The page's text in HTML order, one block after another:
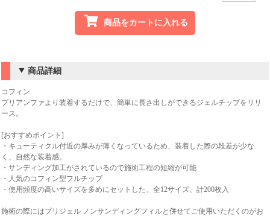
商品をカートに入れる
商品詳細
コフィン
プリアンファより装着するだけで、簡単に長さ出しができるジェルチップをリリ
ース。
[おすすめポイント]
・キューティクル付近の厚みが薄くなっているため、装着した際の段差が少な
く、自然な装着感。
・サンディング加工がされているので施術工程の短縮が可能
・人気のコフィン型フルチップ
・使用頻度の高いサイズを多めにセットした、全12サイズ、計200枚入
施術の際にはプリジェル ノンサンディングフィルと併せてご使用いただくのがお